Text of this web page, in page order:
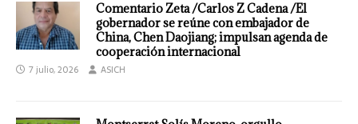
Comentario Zeta /Carlos Z Cadena /El
gobernador se reúne con embajador de
China, Chen Daojiang; impulsan agenda de
cooperación internacional
7 julio, 2026 ASICH